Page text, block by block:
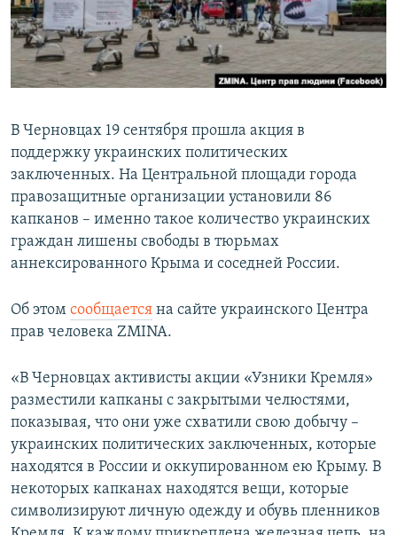
ПОБЕДИТЕЛЕЙ НЕ СУДЯТ?
КРЫМ.НЕПОКОРЕННЫЙ
ELIFBE
ПРИСОЕДИНЯЙТЕСЬ!
Все сайты RFE/RL
В Черновцах 19 сентября прошла акция в
поддержку украинских политических
заключенных. На Центральной площади города
правозащитные организации установили 86
капканов – именно такое количество украинских
граждан лишены свободы в тюрьмах
аннексированного Крыма и соседней России.
Об этом сообщается на сайте украинского Центра
прав человека ZMINA.
«В Черновцах активисты акции «Узники Кремля»
разместили капканы с закрытыми челюстями,
показывая, что они уже схватили свою добычу –
украинских политических заключенных, которые
находятся в России и оккупированном ею Крыму. В
некоторых капканах находятся вещи, которые
символизируют личную одежду и обувь пленников